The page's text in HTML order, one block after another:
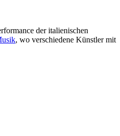
der italienischen
, wo verschiedene Künstler mit